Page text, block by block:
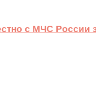
с МЧС России